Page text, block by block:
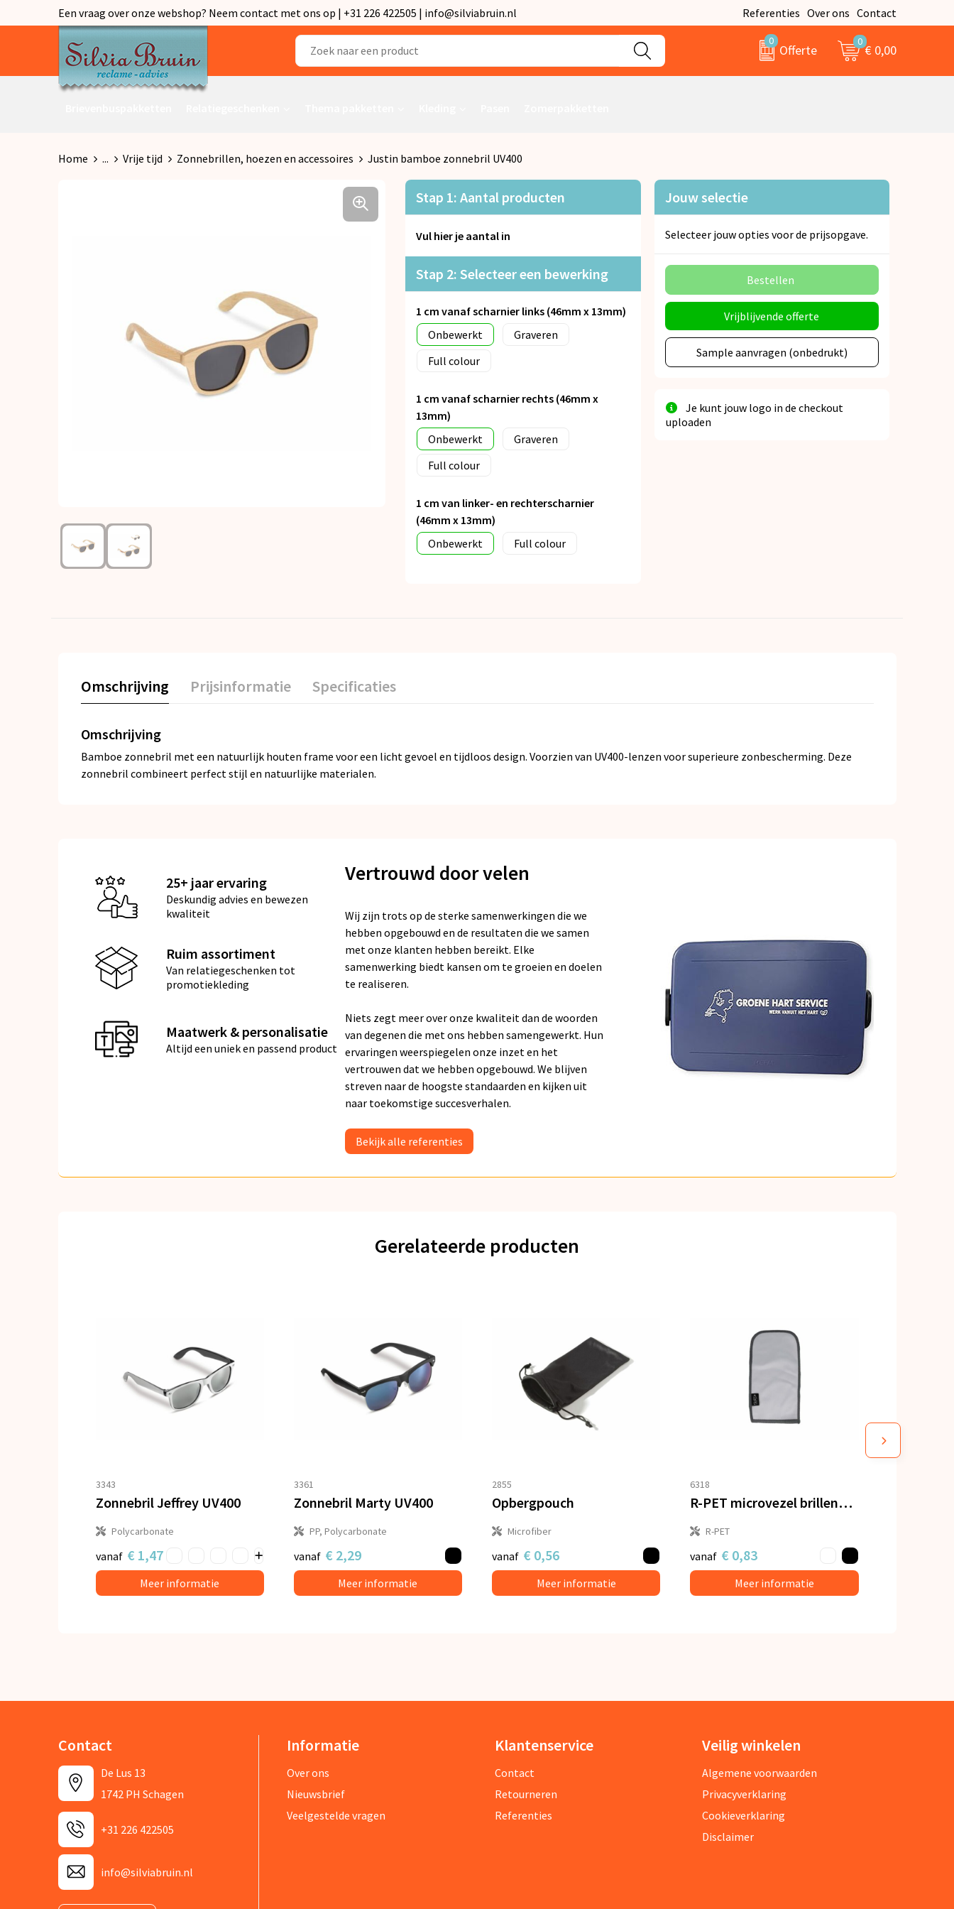
Een vraag over onze webshop? Neem contact met ons op | +31 226 422505 | info@silviabruin.nl Referenties Over ons Contact
0
Offerte
0
€ 0,00
Home ... Vrije tijd Zonnebrillen, hoezen en accessoires Justin bamboe zonnebril UV400
Stap 1: Aantal producten
Vul hier je aantal in
Stap 2: Selecteer een bewerking
1 cm vanaf scharnier links (46mm x 13mm)
Onbewerkt
Graveren
Full colour
1 cm vanaf scharnier rechts (46mm x
13mm)
Onbewerkt
Graveren
Full colour
1 cm van linker- en rechterscharnier
(46mm x 13mm)
Onbewerkt
Full colour
Jouw selectie
Selecteer jouw opties voor de prijsopgave.
Bestellen
Vrijblijvende offerte
Sample aanvragen (onbedrukt)
Je kunt jouw logo in de checkout
uploaden
Omschrijving Prijsinformatie Specificaties
Omschrijving
Bamboe zonnebril met een natuurlijk houten frame voor een licht gevoel en tijdloos design. Voorzien van UV400-lenzen voor superieure zonbescherming. Deze
zonnebril combineert perfect stijl en natuurlijke materialen.
25+ jaar ervaring
Deskundig advies en bewezen
kwaliteit
Ruim assortiment
Van relatiegeschenken tot
promotiekleding
Maatwerk & personalisatie
Altijd een uniek en passend product
Vertrouwd door velen
Wij zijn trots op de sterke samenwerkingen die we
hebben opgebouwd en de resultaten die we samen
met onze klanten hebben bereikt. Elke
samenwerking biedt kansen om te groeien en doelen
te realiseren.
Niets zegt meer over onze kwaliteit dan de woorden
van degenen die met ons hebben samengewerkt. Hun
ervaringen weerspiegelen onze inzet en het
vertrouwen dat we hebben opgebouwd. We blijven
streven naar de hoogste standaarden en kijken uit
naar toekomstige succesverhalen.
Bekijk alle referenties
Gerelateerde producten
3343
Zonnebril Jeffrey UV400
Polycarbonate
vanaf € 1,47
Meer informatie
3361
Zonnebril Marty UV400
PP, Polycarbonate
vanaf € 2,29
Meer informatie
2855
Opbergpouch
Microfiber
vanaf € 0,56
Meer informatie
6318
R-PET microvezel brillenetui sublimatie
R-PET
vanaf € 0,83
Meer informatie
Contact
De Lus 13
1742 PH Schagen
+31 226 422505
info@silviabruin.nl
Informatie
Over ons
Nieuwsbrief
Veelgestelde vragen
Klantenservice
Contact
Retourneren
Referenties
Veilig winkelen
Algemene voorwaarden
Privacyverklaring
Cookieverklaring
Disclaimer